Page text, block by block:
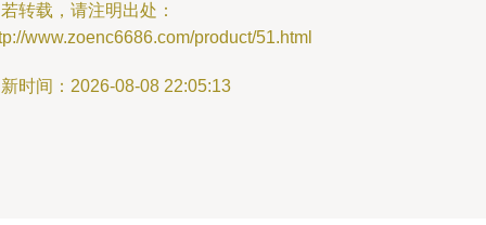
转载，请注明出处：
www.zoenc6686.com/product/51.html
时间：2026-08-08 22:05:13